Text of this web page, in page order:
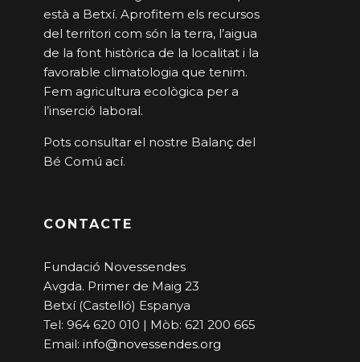
està a Betxí. Aprofitem els recursos
del territori com són la terra, l’aigua
de la font històrica de la localitat i la
favorable climatologia que tenim.
Fem agricultura ecològica per a
l’inserció laboral.
Pots consultar el nostre Balanç del
Bé Comú ací.
CONTACTE
Fundació Novessendes
Avgda. Primer de Maig 23
Betxí (Castelló) Espanya
Tel: 964 620 010 | Mòb: 621 200 665
Email: info@novessendes.org